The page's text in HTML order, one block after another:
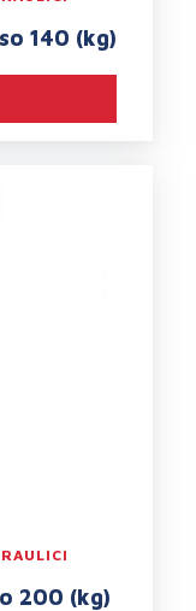
140 (kg)
200 (kg)